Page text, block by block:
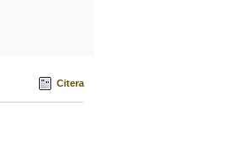
Citera